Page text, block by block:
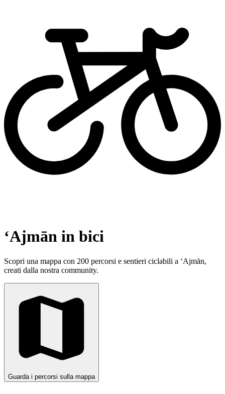
‘Ajmān in bici
Scopri una mappa con 200 percorsi e sentieri ciclabili a ‘Ajmān,
creati dalla nostra community.
Guarda i percorsi sulla mappa